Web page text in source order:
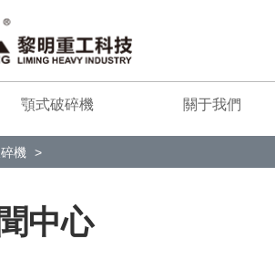
顎式破碎機 關于我們
機
中心